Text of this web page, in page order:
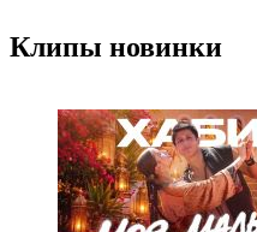
Клипы новинки